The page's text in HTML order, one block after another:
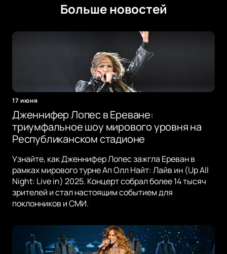
Больше новостей
17 июня
Дженнифер Лопес в Ереване:
триумфальное шоу мирового уровня на
Республиканском стадионе
Узнайте, как Дженнифер Лопес зажгла Ереван в
рамках мирового турне Ап Олл Найт: Лайв ин (Up All
Night: Live in) 2025. Концерт собрал более 14 тысяч
зрителей и стал настоящим событием для
поклонников и СМИ.